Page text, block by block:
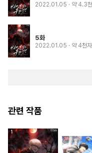
2022.01.05 · 약 4.3
5화
2022.01.05 · 약 4천자
관련 작품